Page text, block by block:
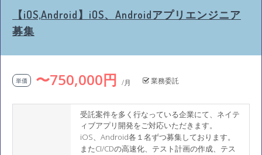
【iOS,Android】iOS、Androidアプリエンジニア
募集
単価 〜750,000円 /月 業務委託
受託案件を多く行なっている企業にて、ネイテ
ィブアプリ開発をご対応いただきます。
iOS、Android各１名ずつ募集しております。
またCI/CDの高速化、テスト計画の作成、テス